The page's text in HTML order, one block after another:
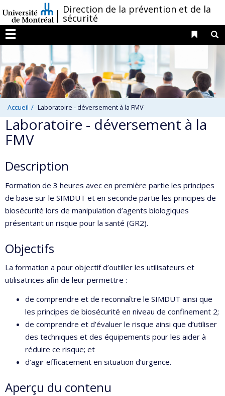
au
contenu
/Direction de la prévention et de la
sécurité
Menu
Liens
Accueil Laboratoire - déversement à la FMV
Laboratoire - déversement à la
FMV
Description
Formation de 3 heures avec en première partie les principes
de base sur le SIMDUT et en seconde partie les principes de
biosécurité lors de manipulation d’agents biologiques
présentant un risque pour la santé (GR2).
Objectifs
La formation a pour objectif d’outiller les utilisateurs et
utilisatrices afin de leur permettre :
de comprendre et de reconnaître le SIMDUT ainsi que
les principes de biosécurité en niveau de confinement 2;
de comprendre et d’évaluer le risque ainsi que d’utiliser
des techniques et des équipements pour les aider à
réduire ce risque; et
d’agir efficacement en situation d’urgence.
Aperçu du contenu